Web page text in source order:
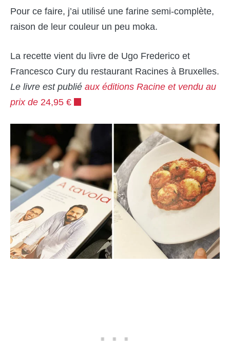
Pour ce faire, j’ai utilisé une farine semi-complète,
raison de leur couleur un peu moka.
La recette vient du livre de Ugo Frederico et
Francesco Cury du restaurant Racines à Bruxelles.
Le livre est publié aux éditions Racine et vendu au
prix de 24,95 €